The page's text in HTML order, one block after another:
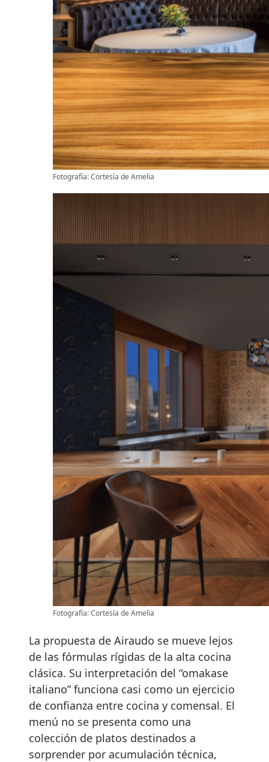
Fotografía: Cortesía de Amelia
Fotografía: Cortesía de Amelia
La propuesta de Airaudo se mueve lejos
de las fórmulas rígidas de la alta cocina
clásica. Su interpretación del “omakase
italiano” funciona casi como un ejercicio
de confianza entre cocina y comensal. El
menú no se presenta como una
colección de platos destinados a
sorprender por acumulación técnica,